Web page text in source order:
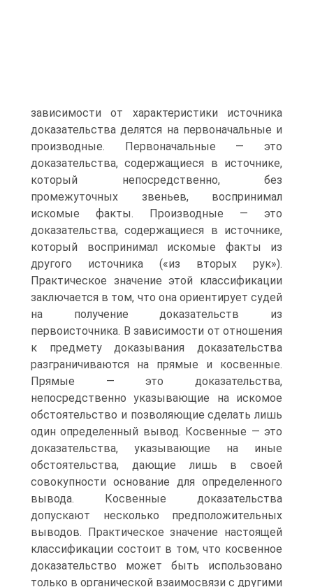
зависимости от характеристики источника
доказательства делятся на первоначальные и
производные. Первоначальные — это
доказательства, содержащиеся в источнике,
который непосредственно, без
промежуточных звеньев, воспринимал
искомые факты. Производные — это
доказательства, содержащиеся в источнике,
который воспринимал искомые факты из
другого источника («из вторых рук»).
Практическое значение этой классификации
заключается в том, что она ориентирует судей
на получение доказательств из
первоисточника. В зависимости от отношения
к предмету доказывания доказательства
разграничиваются на прямые и косвенные.
Прямые — это доказательства,
непосредственно указывающие на искомое
обстоятельство и позволяющие сделать лишь
один определенный вывод. Косвенные — это
доказательства, указывающие на иные
обстоятельства, дающие лишь в своей
совокупности основание для определенного
вывода. Косвенные доказательства
допускают несколько предположительных
выводов. Практическое значение настоящей
классификации состоит в том, что косвенное
доказательство может быть использовано
только в органической взаимосвязи с другими